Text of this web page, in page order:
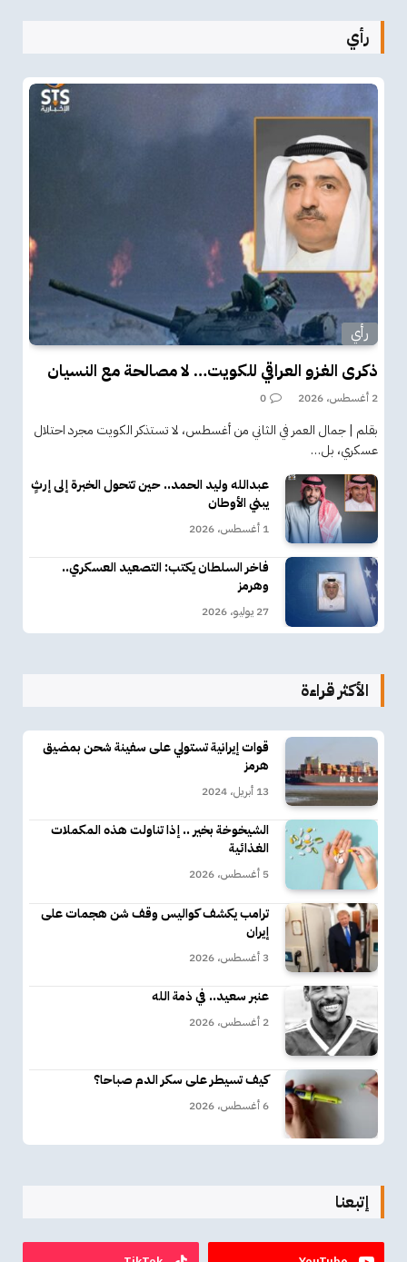
رأي
رأي
ذكرى الغزو العراقي للكويت… لا مصالحة مع النسيان
2 أغسطس، 2026 0
بقلم | جمال العمر في الثاني من أغسطس، لا تستذكر الكويت مجرد احتلال
عسكري، بل…
عبدالله وليد الحمد.. حين تتحول الخبرة إلى إرثٍ
يبني الأوطان
1 أغسطس، 2026
فاخر السلطان يكتب: التصعيد العسكري..
وهرمز
27 يوليو، 2026
الأكثر قراءة
قوات إيرانية تستولي على سفينة شحن بمضيق
هرمز
13 أبريل، 2024
الشيخوخة بخير .. إذا تناولت هذه المكملات
الغذائية
5 أغسطس، 2026
ترامب يكشف كواليس وقف شن هجمات على
إيران
3 أغسطس، 2026
عنبر سعيد.. في ذمة الله
2 أغسطس، 2026
كيف تسيطر على سكر الدم صباحا؟
6 أغسطس، 2026
إتبعنا